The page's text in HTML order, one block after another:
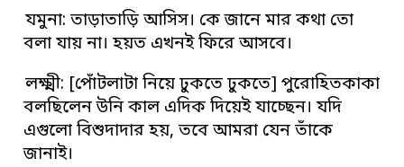
যমুনা: তাড়াতাড়ি আসিস। কে জানে মার কথা তো
বলা যায় না। হয়ত এখনই ফিরে আসবে।
লক্ষ্মী: [পোঁটলাটা নিয়ে ঢুকতে ঢুকতে] পুরোহিতকাকা
বলছিলেন উনি কাল এদিক দিয়েই যাচ্ছেন। যদি
এগুলো বিশুদাদার হয়, তবে আমরা যেন তাঁকে
জানাই।